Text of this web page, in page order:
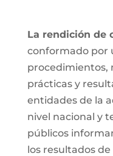
La rendición de
conformado por
procedimientos,
prácticas y
entidades de la
nivel nacional y
públicos
los resultados